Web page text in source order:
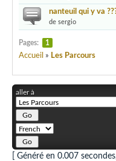
nanteuil qui y va
de sergio
Pages: 1
Accueil » Les Parcours
aller à
[ Généré en 0.007